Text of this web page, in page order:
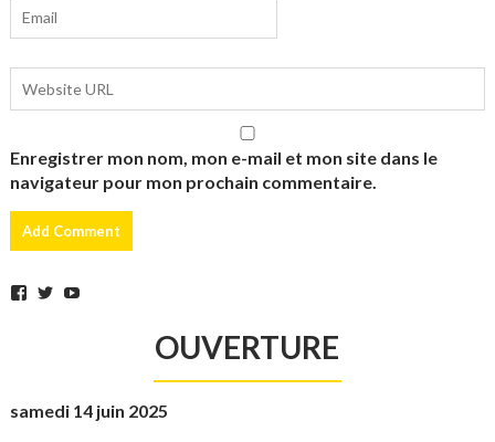
Enregistrer mon nom, mon e-mail et mon site dans le
navigateur pour mon prochain commentaire.
Facebook
TwitterYouTube
OUVERTURE
samedi 14 juin 2025